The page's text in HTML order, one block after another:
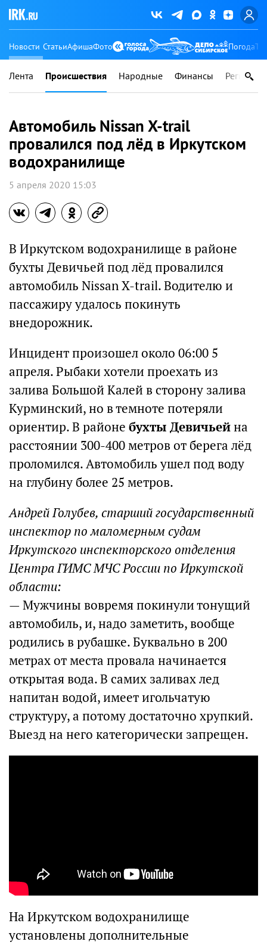
Новости СтатьиАфишаФото Погода
Лента Происшествия Народные Финансы Регионы
Автомобиль Nissan X-trail
провалился под лёд в Иркутском
водохранилище
5 апреля 2020 15:03
В Иркутском водохранилище в районе
бухты Девичьей под лёд провалился
автомобиль Nissan X-trail. Водителю и
пассажиру удалось покинуть
внедорожник.
Инцидент произошел около 06:00 5
апреля. Рыбаки хотели проехать из
залива Большой Калей в сторону залива
Курминский, но в темноте потеряли
ориентир. В районе бухты Девичьейна
расстоянии 300-400 метров от берега лёд
проломился. Автомобиль ушел под воду
на глубину более 25 метров.
Андрей Голубев, старший государственный
инспектор по маломерным судам
Иркутского инспекторского отделения
Центра ГИМС МЧС России по Иркутской
области:
— Мужчины вовремя покинули тонущий
автомобиль, и, надо заметить, вообще
родились в рубашке. Буквально в 200
метрах от места провала начинается
открытая вода. В самих заливах лед
напитан водой, имеет игольчатую
структуру, а потому достаточно хрупкий.
Выезд на него категорически запрещен.
На Иркутском водохранилище
установлены дополнительные